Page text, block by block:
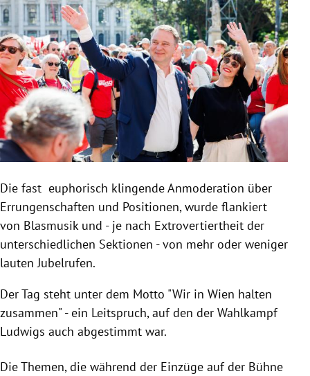
Die fast euphorisch klingende Anmoderation über
Errungenschaften und Positionen, wurde flankiert
von Blasmusik und - je nach Extrovertiertheit der
unterschiedlichen Sektionen - von mehr oder weniger
lauten Jubelrufen.
Der Tag steht unter dem Motto "Wir in Wien halten
zusammen" - ein Leitspruch, auf den der Wahlkampf
Ludwigs auch abgestimmt war.
Die Themen, die während der Einzüge auf der Bühne